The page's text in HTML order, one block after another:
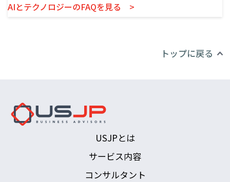
AIとテクノロジーのFAQを見る >
トップに戻る
USJPとは
サービス内容
コンサルタント